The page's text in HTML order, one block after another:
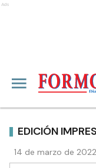
Ads
EDICIÓN
14 de marzo de